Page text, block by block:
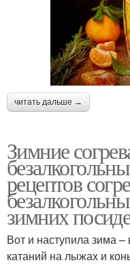
читать дальше →
Зимние
рецептов
зимних
Вот и наступила зима
катаний на лыжах и